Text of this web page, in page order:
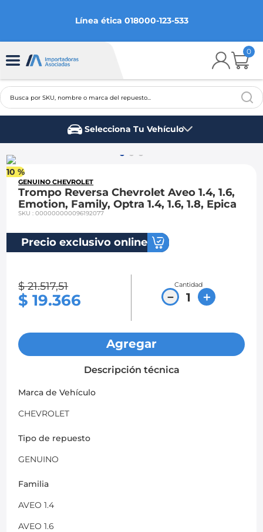
Línea ética 018000-123-533
0
Busca por SKU, nombre o marca del repuesto...
Selecciona Tu Vehículo
10 %
GENUINO CHEVROLET
Trompo Reversa Chevrolet Aveo 1.4, 1.6,
Emotion, Family, Optra 1.4, 1.6, 1.8, Epica
SKU:000000000096192077
Precio exclusivo online
$ 21.517,51
$ 19.366
Cantidad
＋
－
Agregar
Descripción técnica
Marca de Vehículo
CHEVROLET
Tipo de repuesto
GENUINO
Familia
AVEO 1.4
AVEO 1.6
2
3.
spark gt
ford fiesta
mazda 3
chevrolet spark gt
mazda 2